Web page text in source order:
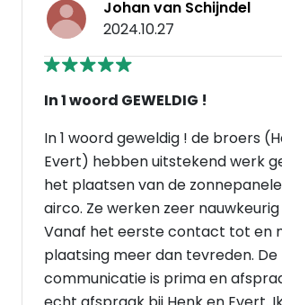
Johan van Schijndel
2024.10.27
In 1 woord GEWELDIG !
In 1 woord geweldig ! de broers (Henk en
Evert) hebben uitstekend werk
het plaatsen van de
airco. Ze werken zeer
Vanaf het eerste contact tot en
plaatsing meer dan tevreden. De
communicatie is prima en